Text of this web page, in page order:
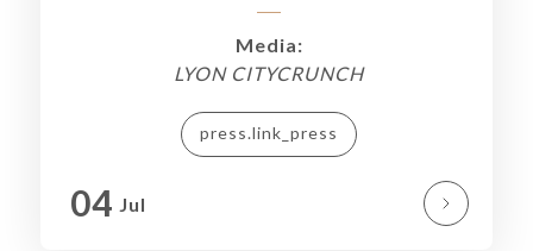
Media:
LYON CITYCRUNCH
press.link_press
Jul
04